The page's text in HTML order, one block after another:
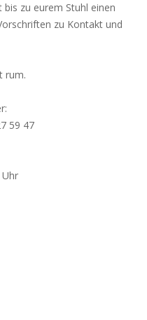
zu eurem Stuhl einen
zu Kontakt und
rum.
59 47